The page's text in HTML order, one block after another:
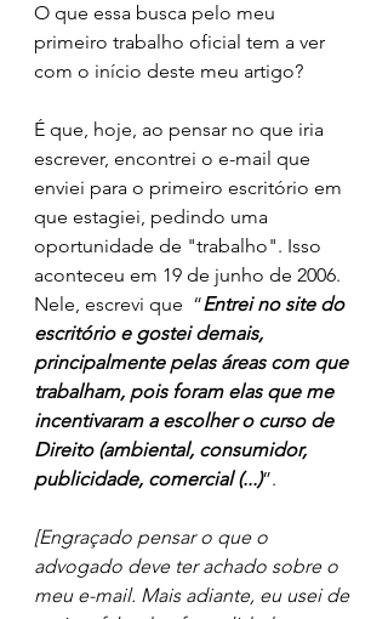
O que essa busca pelo meu
primeiro trabalho oficial tem a ver
com o início deste meu artigo?
É que, hoje, ao pensar no que iria
escrever, encontrei o e-mail que
enviei para o primeiro escritório em
que estagiei, pedindo uma
oportunidade de "trabalho". Isso
aconteceu em 19 de junho de 2006.
Nele, escrevi que  “Entrei no site do
escritório e gostei demais,
principalmente pelas áreas com que
trabalham, pois foram elas que me
incentivaram a escolher o curso de
Direito (ambiental, consumidor,
publicidade, comercial (...)”.
[Engraçado pensar o que o
advogado deve ter achado sobre o
meu e-mail. Mais adiante, eu usei de